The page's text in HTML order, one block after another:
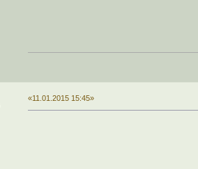
«11.01.2015 15:45»